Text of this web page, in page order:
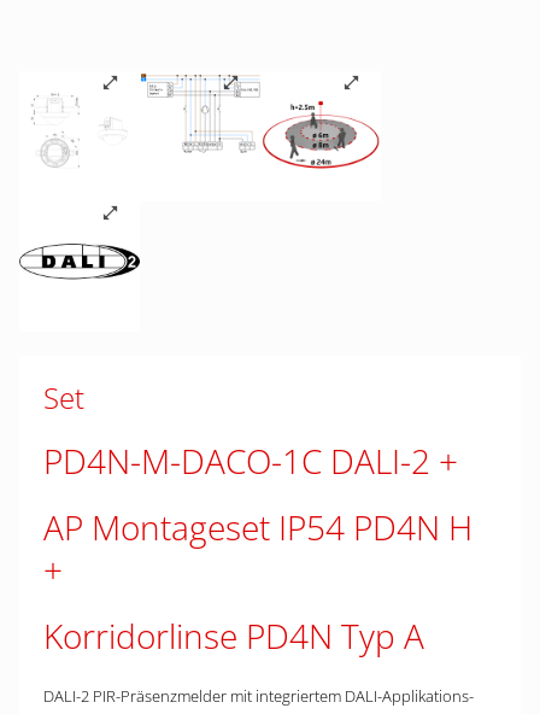
Set
PD4N-M-DACO-1C DALI-2
AP Montageset IP54 PD4N H
Korridorlinse PD4N Typ A
DALI-2 PIR-Präsenzmelder mit integriertem DALI-Applikations-